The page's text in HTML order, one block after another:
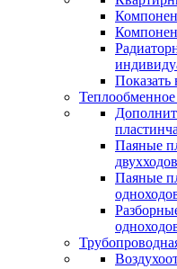
Показать
Паяные
Паяные